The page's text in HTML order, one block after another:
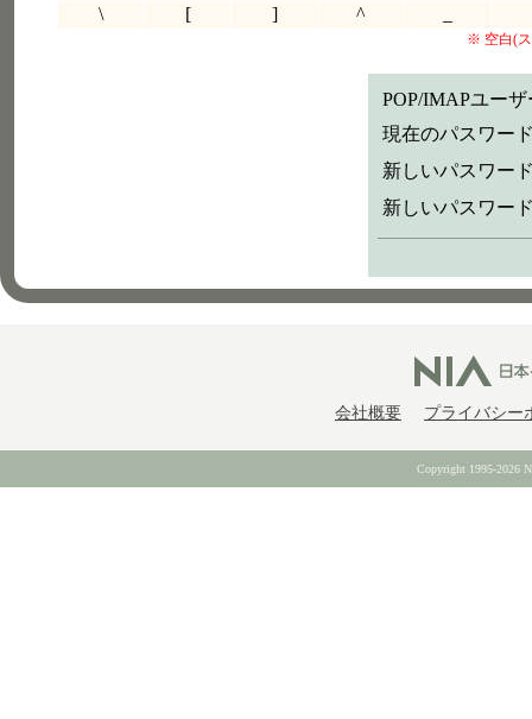
\
[ ] ^
※ 空白(ス
POP/IMAPユーザ
現在のパスワー
新しいパスワー
新しいパスワー
会社概要 プライバシー
Copyright 1995-2026